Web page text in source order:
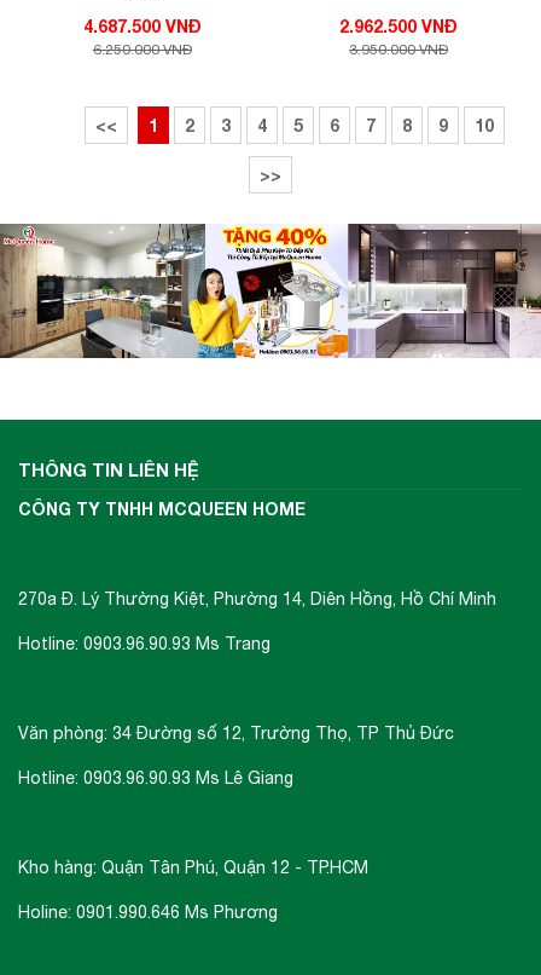
4.687.500 VNĐ
6.250.000 VNĐ
2.962.500 VNĐ
3.950.000 VNĐ
<< 1 2 3 4 5 6 7 8 9 10
>>
THÔNG TIN LIÊN HỆ
CÔNG TY TNHH MCQUEEN HOME
270a Đ. Lý Thường Kiệt, Phường 14, Diên Hồng, Hồ Chí Minh
Hotline: 0903.96.90.93 Ms Trang
Văn phòng: 34 Đường số 12, Trường Thọ, TP Thủ Đức
Hotline: 0903.96.90.93 Ms Lê Giang
Kho hàng: Quận Tân Phú, Quận 12 - TP.HCM
Holine: 0901.990.646 Ms Phương